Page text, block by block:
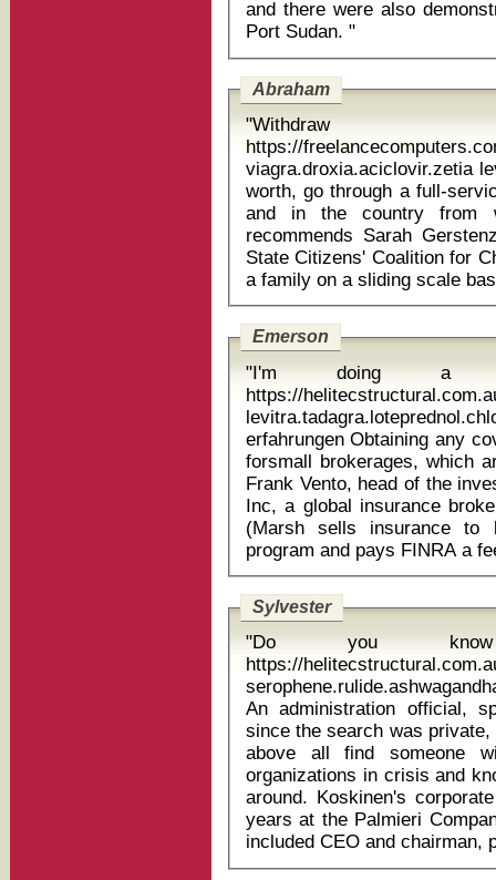
and there were also
Port Sudan. "
Abraham
https://
viagra.droxia.aciclovir.zetia levocetirizine
worth, go through a full-
and in the country from
recommends Sarah
State Citizens' Coalition for
Emerson
"I'm doing a
https://
erfahrungen Obtaining any coverage at all could be another problem
forsmall brokerages, which
Frank Vento, head of the
Inc, a global insurance
(Marsh sells insurance to
Sylvester
"Do you
https://
An administration official,
since the search was
above all find someone
organizations in crisis and
around. Koskinen's
years at the Palmieri